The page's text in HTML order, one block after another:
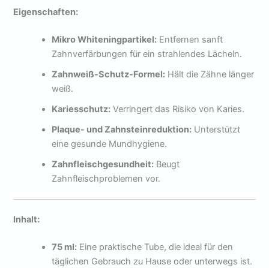
Eigenschaften:
Mikro Whiteningpartikel: Entfernen sanft
Zahnverfärbungen für ein strahlendes Lächeln.
Zahnweiß-Schutz-Formel: Hält die Zähne länger
weiß.
Kariesschutz: Verringert das Risiko von Karies.
Plaque- und Zahnsteinreduktion: Unterstützt
eine gesunde Mundhygiene.
Zahnfleischgesundheit: Beugt
Zahnfleischproblemen vor.
Inhalt:
75 ml: Eine praktische Tube, die ideal für den
täglichen Gebrauch zu Hause oder unterwegs ist.